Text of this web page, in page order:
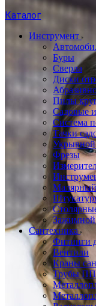
Каталог
Инструмент
Буры
Сверла
Диски
Пилы
Садовые
Система
Тачки
Укрывной
Фрезы
Зажимной
Сантехника
Фитинги
Вентили
Краны
Трубы ПП